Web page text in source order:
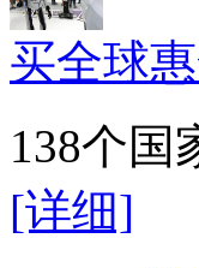
买全球
138个国
[详细]